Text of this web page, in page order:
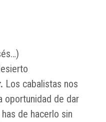
Los cabalistas nos
oportunidad de dar
de hacerlo sin